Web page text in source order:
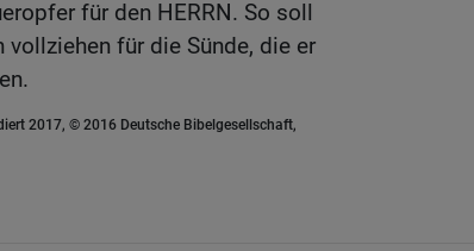
für den HERRN. So soll
für die Sünde, die er
2017, © 2016 Deutsche Bibelgesellschaft,